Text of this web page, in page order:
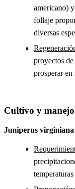
americano)
follaje
diversas
proyectos
prosperar en
Cultivo y manejo
Juniperus virginiana